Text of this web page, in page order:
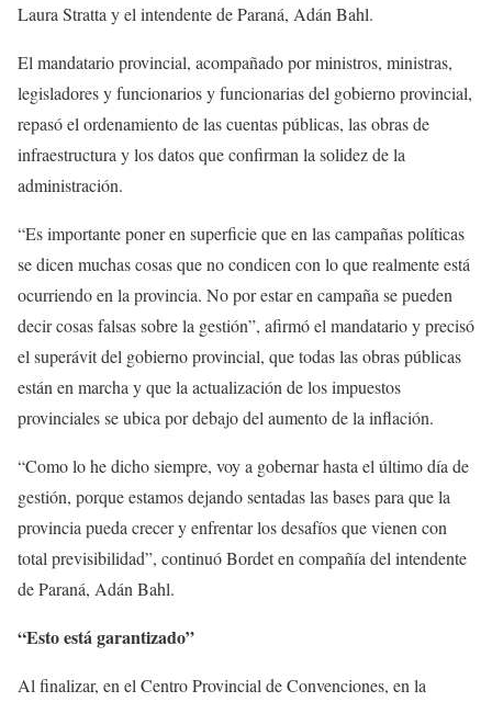
Laura Stratta y el intendente de Paraná, Adán Bahl.
El mandatario provincial, acompañado por ministros, ministras,
legisladores y funcionarios y funcionarias del gobierno provincial,
repasó el ordenamiento de las cuentas públicas, las obras de
infraestructura y los datos que confirman la solidez de la
administración.
“Es importante poner en superficie que en las campañas políticas
se dicen muchas cosas que no condicen con lo que realmente está
ocurriendo en la provincia. No por estar en campaña se pueden
decir cosas falsas sobre la gestión”, afirmó el mandatario y precisó
el superávit del gobierno provincial, que todas las obras públicas
están en marcha y que la actualización de los impuestos
provinciales se ubica por debajo del aumento de la inflación.
“Como lo he dicho siempre, voy a gobernar hasta el último día de
gestión, porque estamos dejando sentadas las bases para que la
provincia pueda crecer y enfrentar los desafíos que vienen con
total previsibilidad”, continuó Bordet en compañía del intendente
de Paraná, Adán Bahl.
“Esto está garantizado”
Al finalizar, en el Centro Provincial de Convenciones, en la